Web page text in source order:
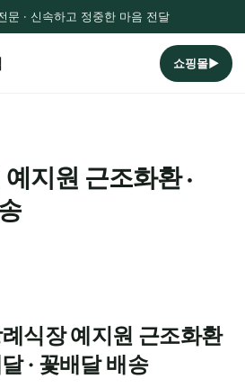
문 · 신속하고 정중한 마음 전달
쇼핑몰▶
지원 근조화환 ·
식장 예지원 근조화환
· 꽃배달 배송